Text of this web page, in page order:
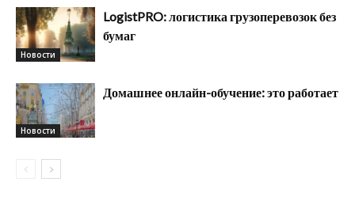
Новости
LogistPRO: логистика грузоперевозок без
бумаг
Новости
Домашнее онлайн-обучение: это работает